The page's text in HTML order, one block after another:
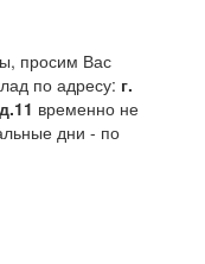
просим Вас
по адресу: г.
временно не
дни - по